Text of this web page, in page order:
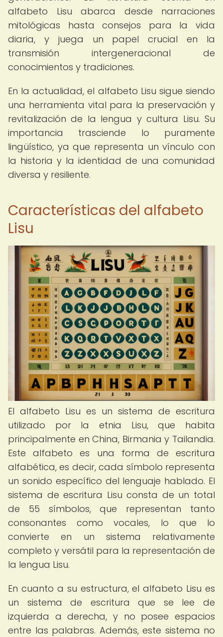
alfabeto Lisu abarca desde narraciones
mitológicas hasta consejos para la vida
diaria, y juega un papel crucial en la
transmisión intergeneracional de
conocimientos y tradiciones.
En la actualidad, el alfabeto Lisu sigue siendo
una herramienta vital para la preservación y
revitalización de la lengua y cultura Lisu. Su
importancia trasciende lo puramente
lingüístico, ya que representa un vínculo con
la historia y la identidad de una comunidad
diversa y resiliente.
Características del alfabeto
Lisu
El alfabeto Lisu es un sistema de escritura
utilizado por la etnia Lisu, que habita
principalmente en China, Birmania y Tailandia.
Este alfabeto es una forma de escritura
alfabética, es decir, cada símbolo representa
un sonido específico del lenguaje hablado. El
sistema de escritura Lisu consta de un total
de 55 símbolos, que representan tanto
consonantes como vocales, lo que lo
convierte en un sistema relativamente
completo y versátil para la representación de
la lengua Lisu.
En cuanto a su estructura, el alfabeto Lisu es
un sistema de escritura que se lee de
izquierda a derecha, y no posee espacios
entre las palabras. Además, este sistema no